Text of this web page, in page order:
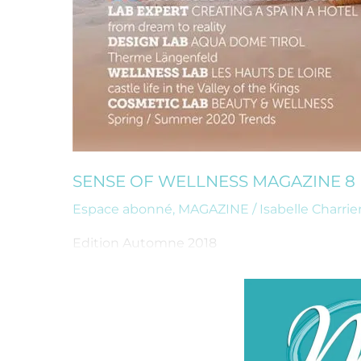
SENSE OF WELLNESS MAGAZINE 8
Espace abonné, MAGAZINE / Isabelle
Edition Automne 2018